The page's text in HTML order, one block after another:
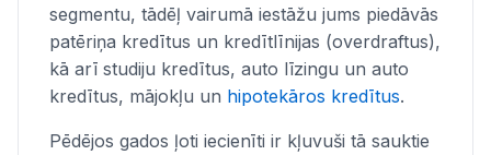
segmentu, tādēļ vairumā iestāžu jums piedāvās
patēriņa kredītus un kredītlīnijas (overdraftus),
kā arī studiju kredītus, auto līzingu un auto
kredītus, mājokļu un hipotekāros kredītus.
Pēdējos gados ļoti iecienīti ir kļuvuši tā sauktie